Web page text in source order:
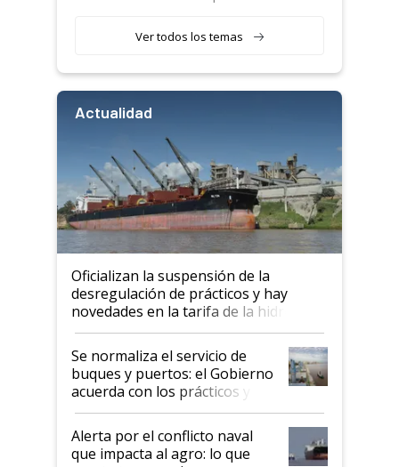
Ver todos los temas
Actualidad
Oficializan la suspensión de la
desregulación de prácticos y hay
novedades en la tarifa de la hidrovía
Se normaliza el servicio de
buques y puertos: el Gobierno
acuerda con los prácticos y
suspende el decreto de
desregulación
Alerta por el conflicto naval
que impacta al agro: lo que